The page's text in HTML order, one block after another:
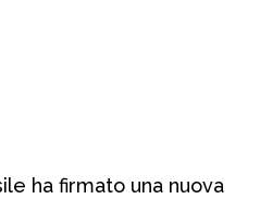
ha firmato una nuova